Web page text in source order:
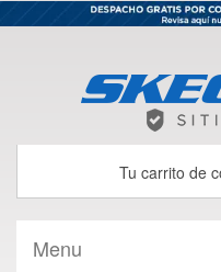
Tu carrito de
Menu